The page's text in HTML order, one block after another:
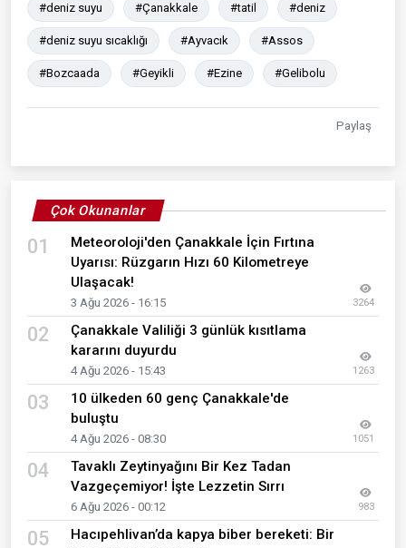
#deniz suyu #Çanakkale #tatil #deniz
#deniz suyu sıcaklığı #Ayvacık #Assos
#Bozcaada #Geyikli #Ezine #Gelibolu
Paylaş
Çok Okunanlar
01
Meteoroloji'den Çanakkale İçin Fırtına
Uyarısı: Rüzgarın Hızı 60 Kilometreye
Ulaşacak!
3 Ağu 2026 - 16:15 3264
02
Çanakkale Valiliği 3 günlük kısıtlama
kararını duyurdu
4 Ağu 2026 - 15:43 1263
03
10 ülkeden 60 genç Çanakkale'de
buluştu
4 Ağu 2026 - 08:30 1051
04
Tavaklı Zeytinyağını Bir Kez Tadan
Vazgeçemiyor! İşte Lezzetin Sırrı
6 Ağu 2026 - 00:12 983
05
Hacıpehlivan’da kapya biber bereketi: Bir